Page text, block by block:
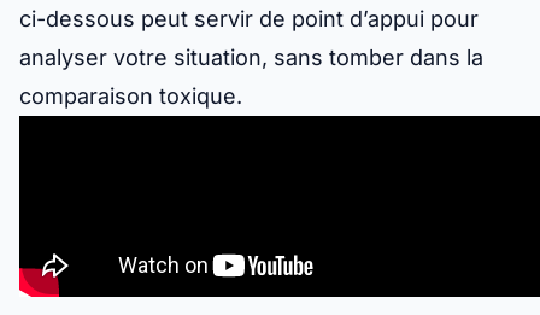
ci-dessous peut servir de point d’appui pour
analyser votre situation, sans tomber dans la
comparaison toxique.